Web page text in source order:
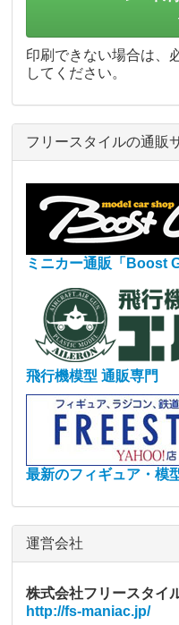
印刷できない場合は、
してください。
フリースタイルの通販
ミニカー通販「Boost
飛行機模型 通販専門
最新のフィギュア・模
運営会社
株式会社フリースタイ
http://fs-maniac.jp/